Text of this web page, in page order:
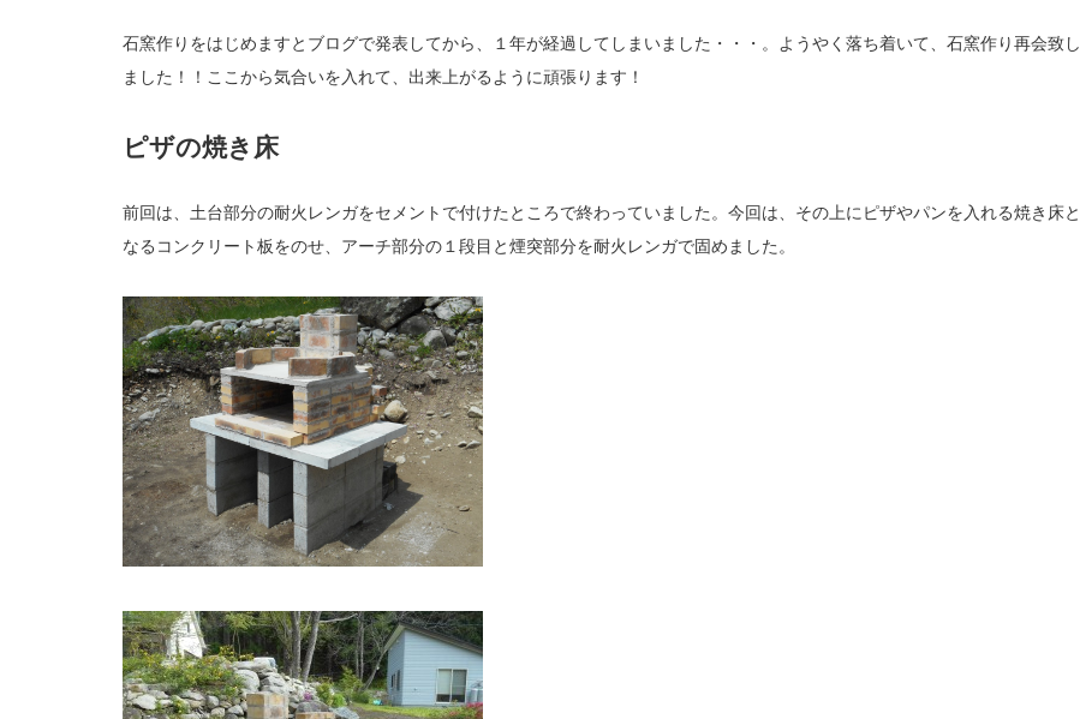
石窯作りをはじめますとブログで発表してから、１年が経過してしまいました・・・。ようやく落ち着いて、石窯作り再会致し
ました！！ここから気合いを入れて、出来上がるように頑張ります！
ピザの焼き床
前回は、土台部分の耐火レンガをセメントで付けたところで終わっていました。今回は、その上にピザやパンを入れる焼き床と
なるコンクリート板をのせ、アーチ部分の１段目と煙突部分を耐火レンガで固めました。